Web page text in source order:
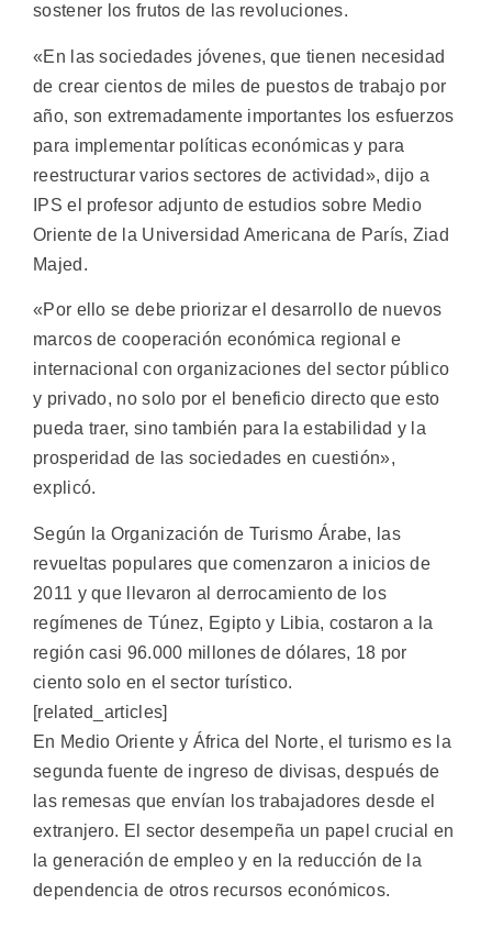
sostener los frutos de las revoluciones.
«En las sociedades jóvenes, que tienen necesidad
de crear cientos de miles de puestos de trabajo por
año, son extremadamente importantes los esfuerzos
para implementar políticas económicas y para
reestructurar varios sectores de actividad», dijo a
IPS el profesor adjunto de estudios sobre Medio
Oriente de la Universidad Americana de París, Ziad
Majed.
«Por ello se debe priorizar el desarrollo de nuevos
marcos de cooperación económica regional e
internacional con organizaciones del sector público
y privado, no solo por el beneficio directo que esto
pueda traer, sino también para la estabilidad y la
prosperidad de las sociedades en cuestión»,
explicó.
Según la Organización de Turismo Árabe, las
revueltas populares que comenzaron a inicios de
2011 y que llevaron al derrocamiento de los
regímenes de Túnez, Egipto y Libia, costaron a la
región casi 96.000 millones de dólares, 18 por
ciento solo en el sector turístico.
[related_articles]
En Medio Oriente y África del Norte, el turismo es la
segunda fuente de ingreso de divisas, después de
las remesas que envían los trabajadores desde el
extranjero. El sector desempeña un papel crucial en
la generación de empleo y en la reducción de la
dependencia de otros recursos económicos.